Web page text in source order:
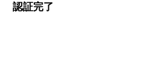
認証完了